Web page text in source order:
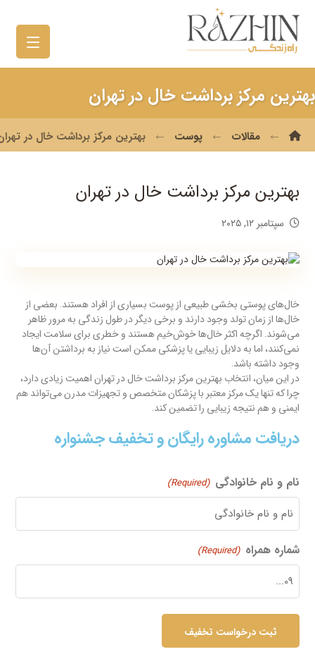
بهترین مرکز برداشت خال در تهران
مقالات پوست بهترین مرکز برداشت خال در
بهترین مرکز برداشت خال در تهران
سپتامبر ۱۲, ۲۰۲۵
خال‌های پوستی بخشی طبیعی از پوست بسیاری از افراد هستند. بعضی از
خال‌ها از زمان تولد وجود دارند و برخی دیگر در طول زندگی به مرور ظاهر
می‌شوند. اگرچه اکثر خال‌ها خوش‌خیم هستند و خطری برای سلامت ایجاد
نمی‌کنند، اما به دلایل زیبایی یا پزشکی ممکن است نیاز به برداشتن آن‌ها
وجود داشته باشد.
در این میان، انتخاب بهترین مرکز برداشت خال در تهران اهمیت زیادی دارد،
چرا که تنها یک مرکز معتبر با پزشکان متخصص و تجهیزات مدرن می‌تواند هم
ایمنی و هم نتیجه زیبایی را تضمین کند.
دریافت مشاوره رایگان و تخفیف جشنواره
نام و نام خانوادگی (Required)
شماره همراه (Required)